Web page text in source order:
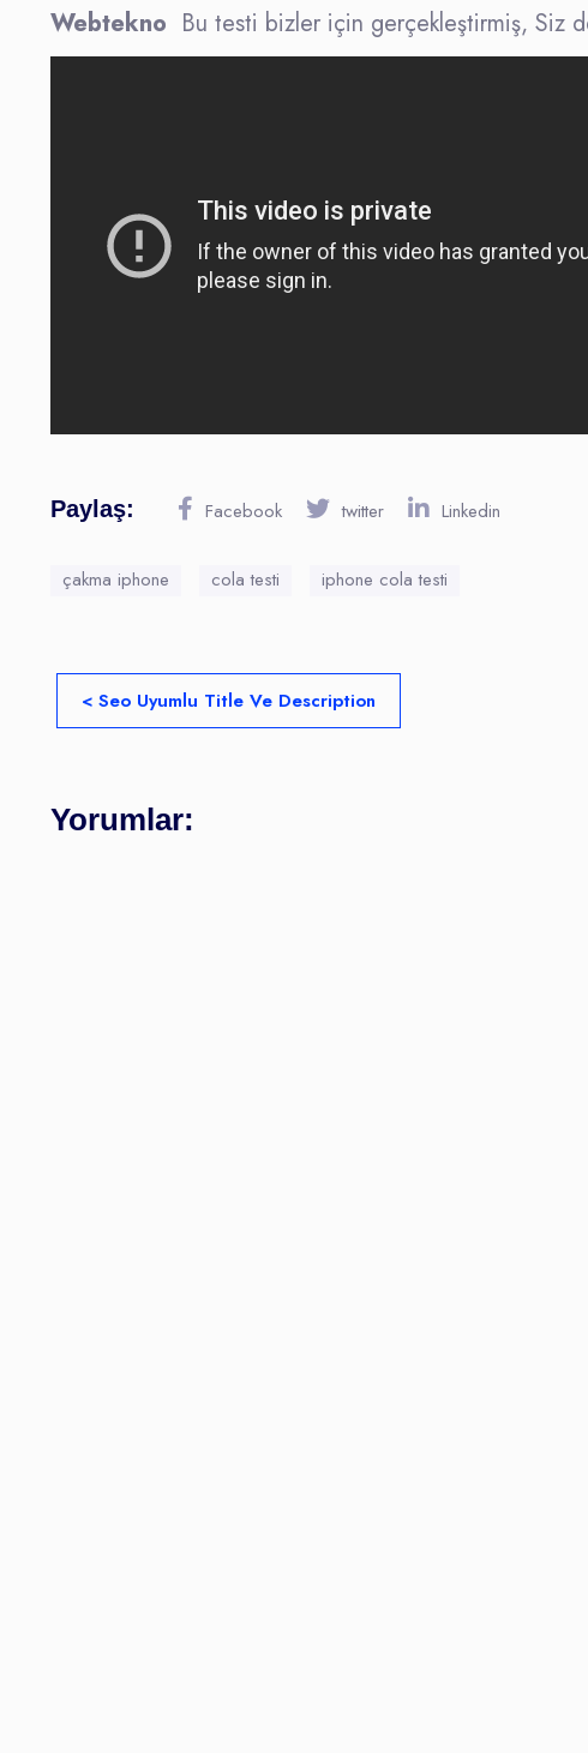
Webtekno Bu testi bizler için gerçekleştirmiş, Siz
Paylaş: Facebook twitter Linkedin
çakma iphone cola testi iphone cola testi
< Seo Uyumlu Title Ve Description
Yorumlar: